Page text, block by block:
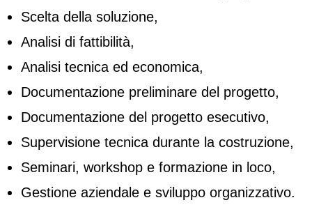
Scelta della soluzione,
Analisi di fattibilità,
Analisi tecnica ed economica,
Documentazione preliminare del progetto,
Documentazione del progetto esecutivo,
Supervisione tecnica durante la costruzione,
Seminari, workshop e formazione in loco,
Gestione aziendale e sviluppo organizzativo.